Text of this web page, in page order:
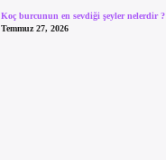
Koç burcunun en sevdiği şeyler nelerdir ?
Temmuz 27, 2026